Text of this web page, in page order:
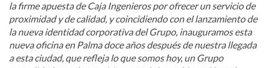
la firme apuesta de Caja Ingenieros por ofrecer un servicio de
proximidad y de calidad, y coincidiendo con el lanzamiento de
la nueva identidad corporativa del Grupo, inauguramos esta
nueva oficina en Palma doce años después de nuestra llegada
a esta ciudad, que refleja lo que somos hoy, un Grupo